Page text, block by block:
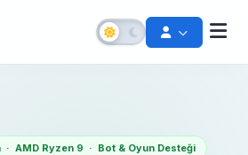
AMD Ryzen 9 · Bot & Oyun Desteği